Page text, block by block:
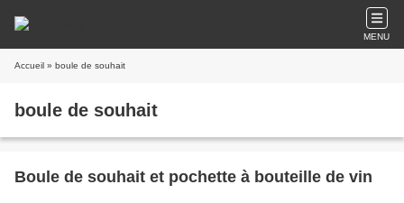
MENU
Accueil » boule de souhait
boule de souhait
Boule de souhait et pochette à bouteille de vin